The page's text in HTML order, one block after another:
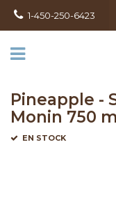
1-450-250-6423
Pineapple -
Monin 750 ml
EN STOCK